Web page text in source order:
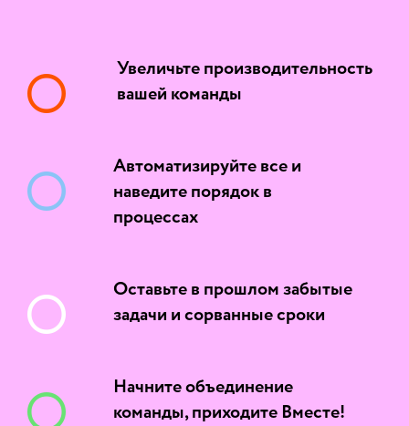
Увеличьте производительность
вашей команды
Автоматизируйте все и
наведите порядок в
процессах
Оставьте в прошлом забытые
задачи и сорванные сроки
Начните объединение
команды, приходите Вместе!